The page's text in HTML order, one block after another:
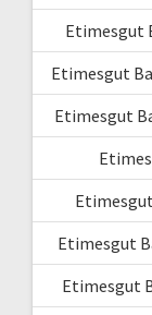
Etimesgut
Etimesgut
Etimesgut
Etimesgut
Etimesgut